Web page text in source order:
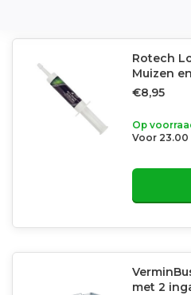
Rotech
Muizen
€8,95
Op
Voor 23.00
met 2